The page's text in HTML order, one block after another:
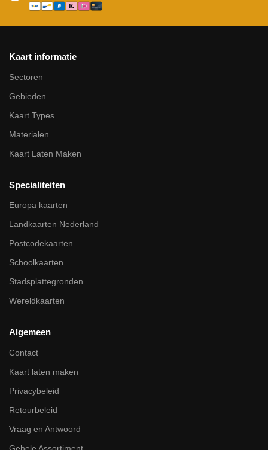
Kaart informatie
Sectoren
Gebieden
Kaart Types
Materialen
Kaart Laten Maken
Specialiteiten
Europa kaarten
Landkaarten Nederland
Postcodekaarten
Schoolkaarten
Stadsplattegronden
Wereldkaarten
Algemeen
Contact
Kaart laten maken
Privacybeleid
Retourbeleid
Vraag en Antwoord
Gehele Assortiment